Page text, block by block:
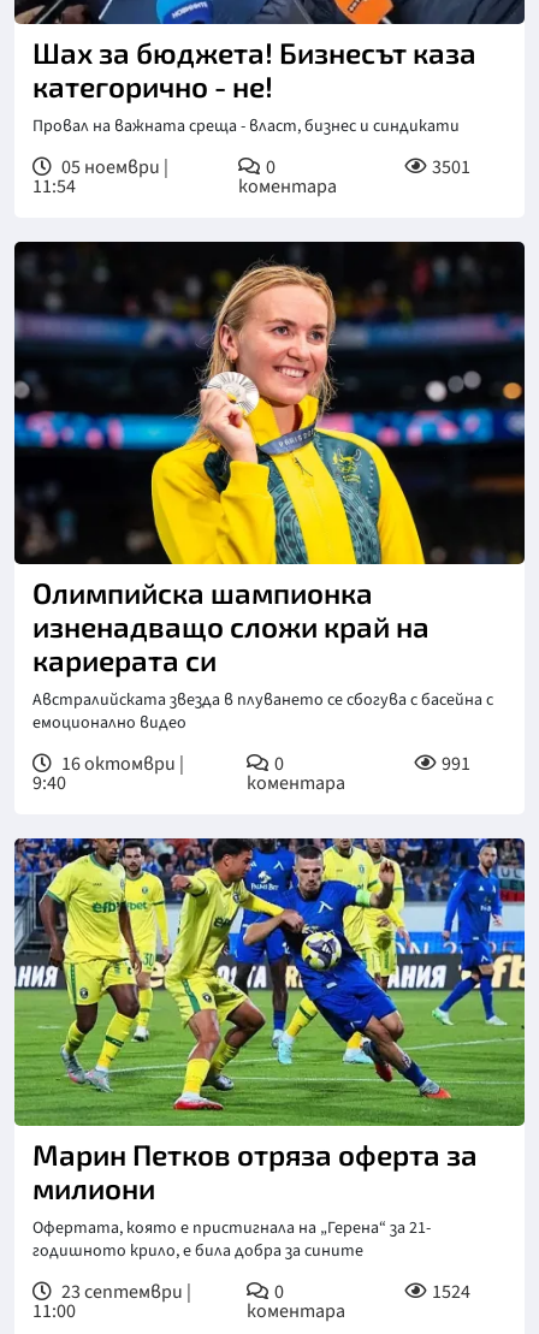
Шах за бюджета! Бизнесът каза
категорично - не!
Провал на важната среща - власт, бизнес и синдикати
05 ноември |
11:54
0
коментара
3501
Снимка: Джак Стицър
Олимпийска шампионка
изненадващо сложи край на
кариерата си
Австралийската звезда в плуването се сбогува с басейна с
емоционално видео
16 октомври |
9:40
0
коментара
991
Марин Петков отряза оферта за
милиони
Офертата, която е пристигнала на „Герена“ за 21-
годишното крило, е била добра за сините
23 септември |
11:00
0
коментара
1524